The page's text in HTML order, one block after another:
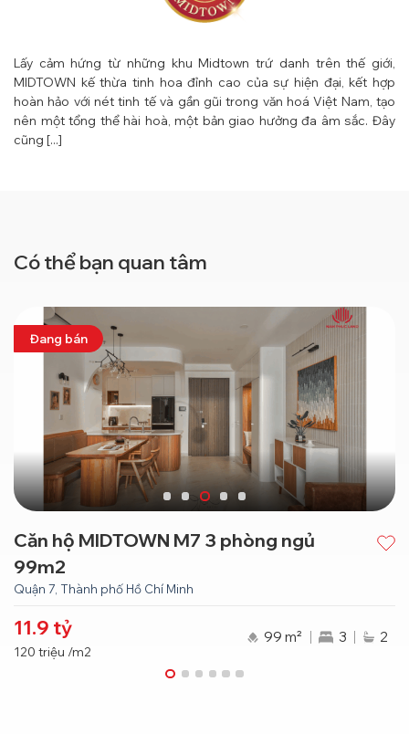
Lấy cảm hứng từ những khu Midtown trứ danh trên thế giới,
MIDTOWN kế thừa tinh hoa đỉnh cao của sự hiện đại, kết hợp
hoàn hảo với nét tinh tế và gần gũi trong văn hoá Việt Nam, tạo
nên một tổng thể hài hoà, một bản giao hưởng đa âm sắc. Đây
cũng [...]
Có thể bạn quan tâm
Đang bán
Căn hộ MIDTOWN M7 3 phòng ngủ
99m2
Quận 7, Thành phố Hồ Chí Minh
11.9 tỷ
120 triệu /m2
99 m² 3 2